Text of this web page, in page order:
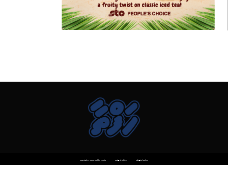
Editorial Policy
Code of Ethics
Copyright © 2014 . Haftha Media